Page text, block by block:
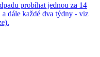
probíhat jednou za 14
dále každé dva týdny - viz